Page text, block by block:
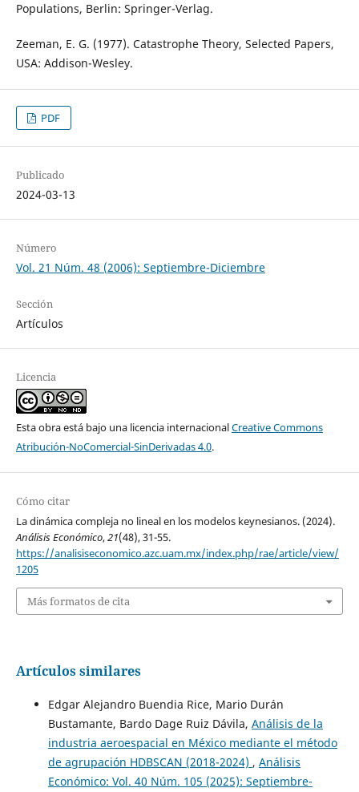
Populations, Berlin: Springer-Verlag.
Zeeman, E. G. (1977). Catastrophe Theory, Selected Papers,
USA: Addison-Wesley.
PDF
Publicado
2024-03-13
Número
Vol. 21 Núm. 48 (2006): Septiembre-Diciembre
Sección
Artículos
Licencia
Esta obra está bajo una licencia internacionalCreative Commons
Atribución-NoComercial-SinDerivadas 4.0.
Cómo citar
La dinámica compleja no lineal en los modelos keynesianos. (2024).
Análisis Económico,21(48), 31-55.
https://analisiseconomico.azc.uam.mx/index.php/rae/article/view/
1205
Más formatos de cita
Artículos similares
Edgar Alejandro Buendia Rice, Mario Durán
Bustamante, Bardo Dage Ruiz Dávila, Análisis de la
industria aeroespacial en México mediante el método
de agrupación HDBSCAN (2018-2024) , Análisis
Económico: Vol. 40 Núm. 105 (2025): Septiembre-